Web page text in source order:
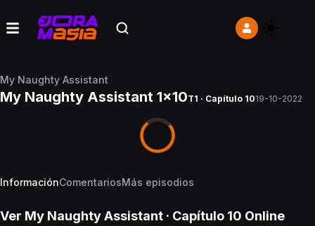
My Naughty Assistant
My Naughty Assistant 1x10T1 · Capítulo 1019-10-2022
InformaciónComentariosMás episodios
Ver My Naughty Assistant · Capítulo 10 Online